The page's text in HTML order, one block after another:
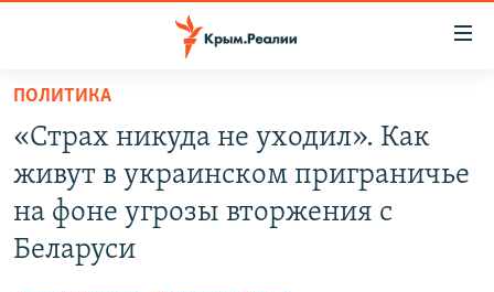
Вернуться
основному
содержанию
Вернутся
главной
СПЕЦПРОЕКТЫ
ГРУЗ 200
ВОДА
ИСТОРИЯ
ПОЛИТИКА
«Страх никуда не уходил». Как
живут в украинском приграничье
на фоне угрозы вторжения с
Беларуси